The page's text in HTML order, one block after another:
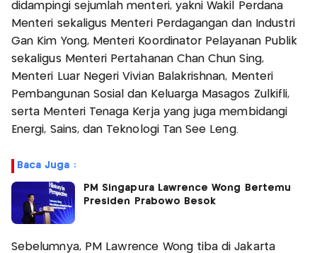
didampingi sejumlah menteri, yakni Wakil Perdana
Menteri sekaligus Menteri Perdagangan dan Industri
Gan Kim Yong, Menteri Koordinator Pelayanan Publik
sekaligus Menteri Pertahanan Chan Chun Sing,
Menteri Luar Negeri Vivian Balakrishnan, Menteri
Pembangunan Sosial dan Keluarga Masagos Zulkifli,
serta Menteri Tenaga Kerja yang juga membidangi
Energi, Sains, dan Teknologi Tan See Leng.
Baca Juga :
PM Singapura Lawrence Wong Bertemu
Presiden Prabowo Besok
Sebelumnya, PM Lawrence Wong tiba di Jakarta